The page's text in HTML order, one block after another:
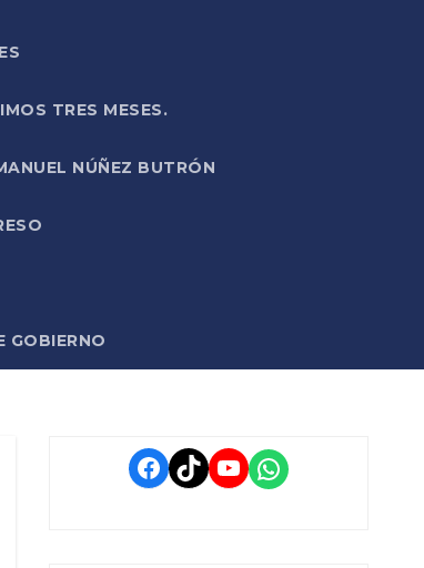
TRES MESES.
NÚÑEZ BUTRÓN
GOBIERNO
Facebook
TikTokYouTube
WhatsApp